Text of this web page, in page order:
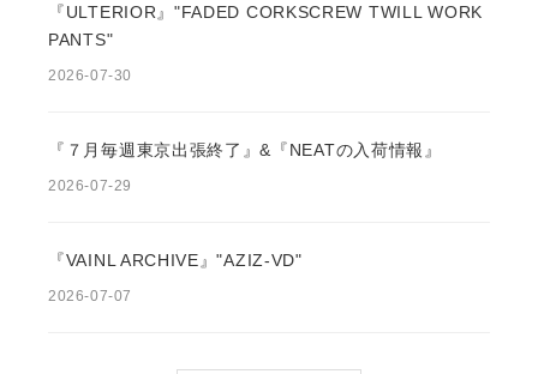
『ULTERIOR』"FADED CORKSCREW TWILL WORK
PANTS"
2026-07-30
『７月毎週東京出張終了』&『NEATの入荷情報』
2026-07-29
『VAINL ARCHIVE』"AZIZ-VD"
2026-07-07